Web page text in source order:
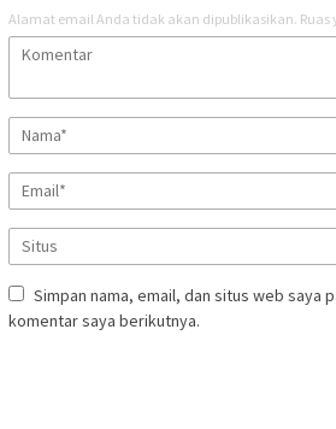
Alamat email Anda tidak akan dipublikasikan.
Simpan nama, email, dan situs web saya
komentar saya berikutnya.